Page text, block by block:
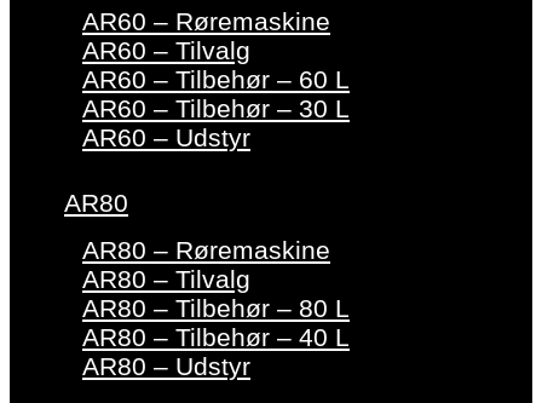
AR60 – Røremaskine
AR60 – Tilvalg
AR60 – Tilbehør – 60 L
AR60 – Tilbehør – 30 L
AR60 – Udstyr
AR80
AR80 – Røremaskine
AR80 – Tilvalg
AR80 – Tilbehør – 80 L
AR80 – Tilbehør – 40 L
AR80 – Udstyr